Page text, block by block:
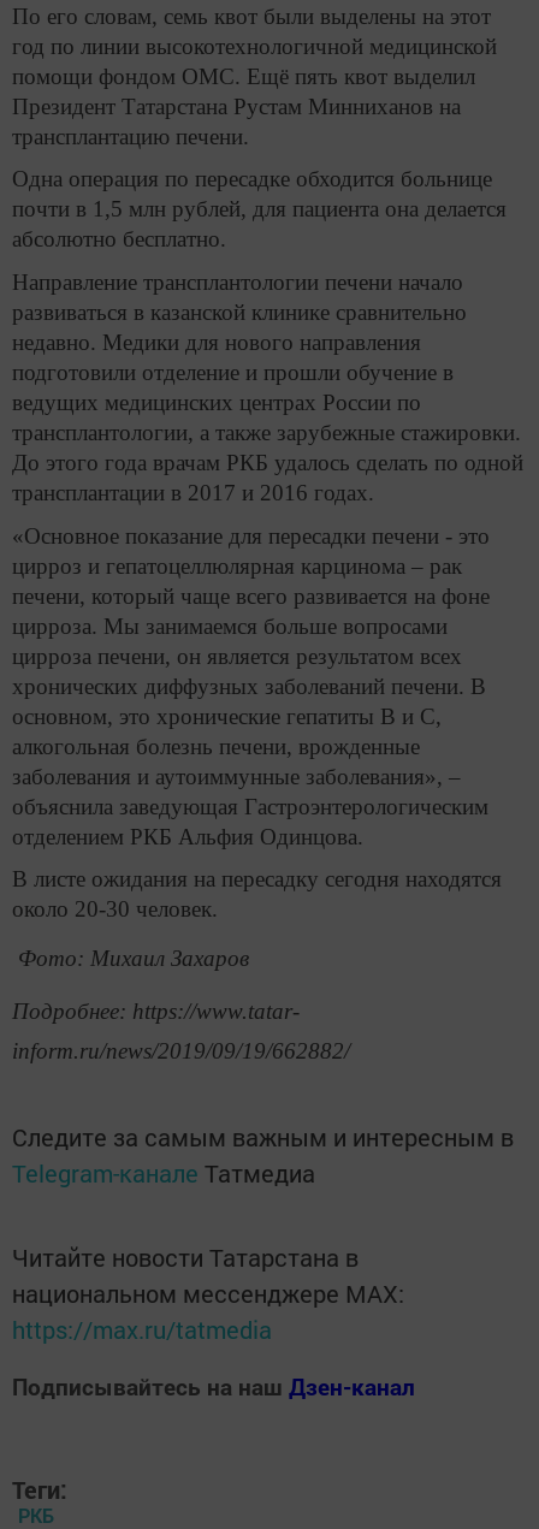
По его словам, семь квот были выделены на этот
год по линии высокотехнологичной медицинской
помощи фондом ОМС. Ещё пять квот выделил
Президент Татарстана Рустам Минниханов на
трансплантацию печени.
Одна операция по пересадке обходится больнице
почти в 1,5 млн рублей, для пациента она делается
абсолютно бесплатно.
Направление трансплантологии печени начало
развиваться в казанской клинике сравнительно
недавно. Медики для нового направления
подготовили отделение и прошли обучение в
ведущих медицинских центрах России по
трансплантологии, а также зарубежные стажировки.
До этого года врачам РКБ удалось сделать по одной
трансплантации в 2017 и 2016 годах.
«Основное показание для пересадки печени - это
цирроз и гепатоцеллюлярная карцинома – рак
печени, который чаще всего развивается на фоне
цирроза. Мы занимаемся больше вопросами
цирроза печени, он является результатом всех
хронических диффузных заболеваний печени. В
основном, это хронические гепатиты B и C,
алкогольная болезнь печени, врожденные
заболевания и аутоиммунные заболевания», –
объяснила заведующая Гастроэнтерологическим
отделением РКБ Альфия Одинцова.
В листе ожидания на пересадку сегодня находятся
около 20-30 человек.
Фото: Михаил Захаров
Подробнее: https://www.tatar-
inform.ru/news/2019/09/19/662882/
Следите за самым важным и интересным в
Telegram-канале Татмедиа
Читайте новости Татарстана в
национальном мессенджере MАХ:
https://max.ru/tatmedia
Подписывайтесь на наш Дзен-канал
Теги:
РКБ